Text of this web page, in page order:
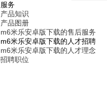
服务
产品知识
产品图册
m6米乐安卓版下载的售后服务
m6米乐安卓版下载的人才招聘
m6米乐安卓版下载的人才理念
招聘职位